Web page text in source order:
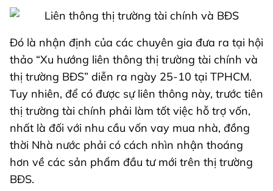
Đó là nhận định của các chuyên gia đưa ra tại hội
thảo “Xu hướng liên thông thị trường tài chính và
thị trường BĐS” diễn ra ngày 25-10 tại TPHCM.
Tuy nhiên, để có được sự liên thông này, trước tiên
thị trường tài chính phải làm tốt việc hỗ trợ vốn,
nhất là đối với nhu cầu vốn vay mua nhà, đồng
thời Nhà nước phải có cách nhìn nhận thoáng
hơn về các sản phẩm đầu tư mới trên thị trường
BĐS.